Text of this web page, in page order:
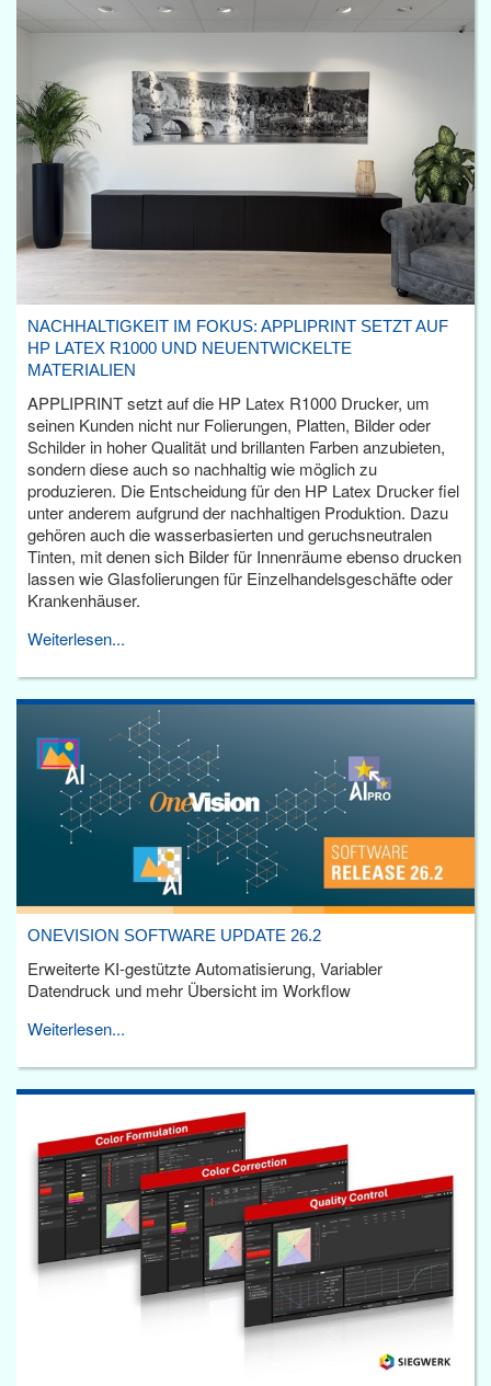
NACHHALTIGKEIT IM FOKUS: APPLIPRINT SETZT AUF
HP LATEX R1000 UND NEUENTWICKELTE
MATERIALIEN
APPLIPRINT setzt auf die HP Latex R1000 Drucker, um
seinen Kunden nicht nur Folierungen, Platten, Bilder oder
Schilder in hoher Qualität und brillanten Farben anzubieten,
sondern diese auch so nachhaltig wie möglich zu
produzieren. Die Entscheidung für den HP Latex Drucker fiel
unter anderem aufgrund der nachhaltigen Produktion. Dazu
gehören auch die wasserbasierten und geruchsneutralen
Tinten, mit denen sich Bilder für Innenräume ebenso drucken
lassen wie Glasfolierungen für Einzelhandelsgeschäfte oder
Krankenhäuser.
Weiterlesen...
ONEVISION SOFTWARE UPDATE 26.2
Erweiterte KI-gestützte Automatisierung, Variabler
Datendruck und mehr Übersicht im Workflow
Weiterlesen...